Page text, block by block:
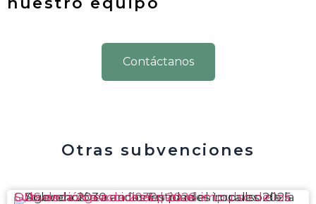
Contáctanos
Otras subvenciones
Subvención a acciones para el impulso de los ODS de la Agenda 2030 | 2026